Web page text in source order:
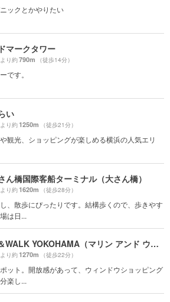
ックとかやりたい
マークタワー
り約790m （徒歩14分）
です。
い
り約1250m （徒歩21分）
観光、ショッピングが楽しめる横浜の人気エリ
ん橋国際客船ターミナル（大さん橋）
り約1620m （徒歩28分）
、散歩にぴったりです。結構歩くので、歩きやす
は日...
MARINE＆WALK YOKOHAMA（マリン アンド ウォーク ヨコハマ）
り約1270m （徒歩22分）
ット。開放感があって、ウィンドウショッピング
楽し...